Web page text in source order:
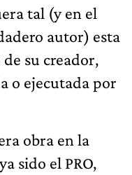
tal (y en el
autor) esta
su creador,
o ejecutada por
obra en la
sido el PRO,